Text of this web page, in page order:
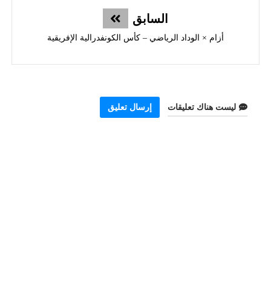
السابق
أزام × الوداد الرياضي – كأس الكونفدرالية الإفريقية
ليست هناك تعليقات إرسال تعليق